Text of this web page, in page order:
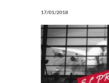
17/01/2018